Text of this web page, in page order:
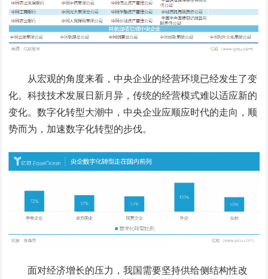
从宏观的角度来看，中央企业的经营环境已经发生了变
化。科技技术发展日新月异，传统的经营模式难以适应新的
变化。数字化转型大潮中，中央企业应顺应时代的走向，顺
势而为，加速数字化转型的步伐。
面对经济增长的压力，我国需要坚持供给侧结构性改